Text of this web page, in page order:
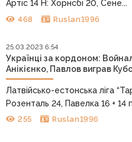
Артіс 14 Н: Хорнсбі 20, Сене...
468 Ruslan1996
25.03.2023 6:54
Українці за кордоном:
Анікієнко, Павлов виграв
Латвійсько-естонська ліга
Розенталь 24, Павелка 16 + 14
255 Ruslan1996